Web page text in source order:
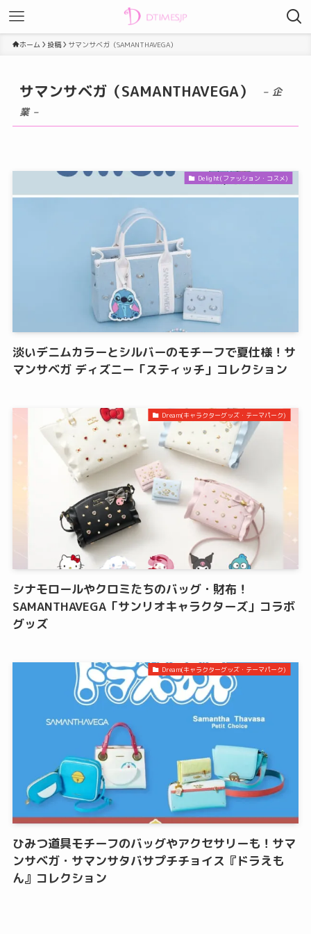
ホーム 投稿 サマンサベガ（SAMANTHAVEGA）
サマンサベガ（SAMANTHAVEGA）
– 企
業 –
Delight(ファッション・コスメ)
淡いデニムカラーとシルバーのモチーフで夏仕様！サ
マンサベガ ディズニー「スティッチ」コレクション
Dream(キャラクターグッズ・テーマパーク)
シナモロールやクロミたちのバッグ・財布！
SAMANTHAVEGA「サンリオキャラクターズ」コラボ
グッズ
Dream(キャラクターグッズ・テーマパーク)
ひみつ道具モチーフのバッグやアクセサリーも！サマ
ンサベガ・サマンサタバサプチチョイス『ドラえも
ん』コレクション